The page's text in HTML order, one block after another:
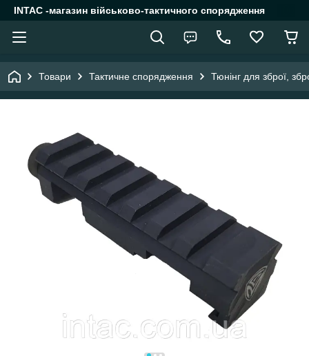
INTAC -магазин військово-тактичного спорядження
Товари Тактичне спорядження Тюнінг для зброї,